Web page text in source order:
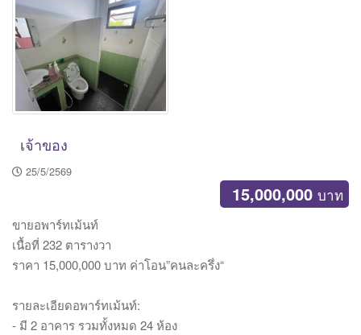
เจ้าของ
25/5/2569
15,000,000 บาท
ขายอพาร์ทเม้นท์
เนื้อที่ 232 ตารางวา
ราคา 15,000,000 บาท ค่าโอน”คนละครึ่ง“
รายละเอียดอพาร์ทเม้นท์:
- มี 2 อาคาร รวมทั้งหมด 24 ห้อง